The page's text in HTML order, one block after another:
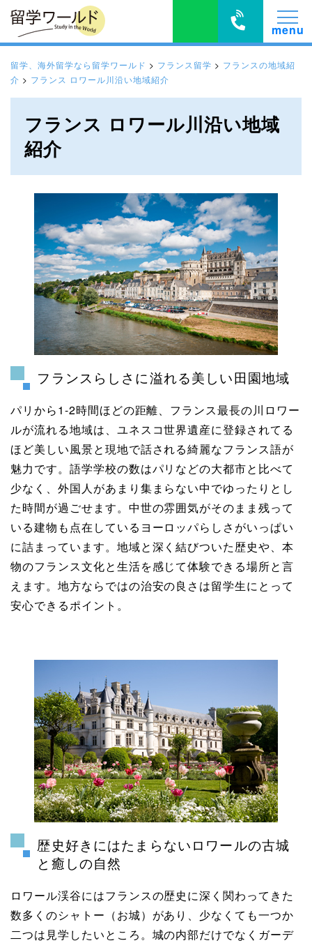
留学、海外留学なら留学ワールド > フランス留学 > フランスの地域紹
介 > フランス ロワール川沿い地域紹介
フランス ロワール川沿い地域
紹介
フランスらしさに溢れる美しい田園地域
パリから1-2時間ほどの距離、フランス最長の川ロワー
ルが流れる地域は、ユネスコ世界遺産に登録されてる
ほど美しい風景と現地で話される綺麗なフランス語が
魅力です。語学学校の数はパリなどの大都市と比べて
少なく、外国人があまり集まらない中でゆったりとし
た時間が過ごせます。中世の雰囲気がそのまま残って
いる建物も点在しているヨーロッパらしさがいっぱい
に詰まっています。地域と深く結びついた歴史や、本
物のフランス文化と生活を感じて体験できる場所と言
えます。地方ならではの治安の良さは留学生にとって
安心できるポイント。
歴史好きにはたまらないロワールの古城
と癒しの自然
ロワール渓谷にはフランスの歴史に深く関わってきた
数多くのシャトー（お城）があり、少なくても一つか
二つは見学したいところ。城の内部だけでなくガーデ